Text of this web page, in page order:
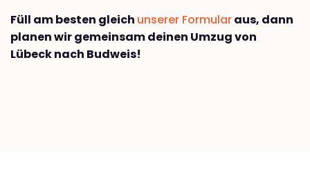
Füll am besten gleich unserer Formularaus, dann
planen wir gemeinsam deinen Umzug von
Lübeck nach Budweis!